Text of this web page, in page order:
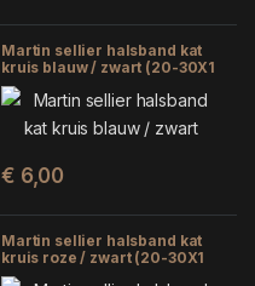
Martin sellier halsband kat
kruis blauw / zwart (20-30X1
CM)
€ 6,00
Martin sellier halsband kat
kruis roze / zwart (20-30X1
CM)